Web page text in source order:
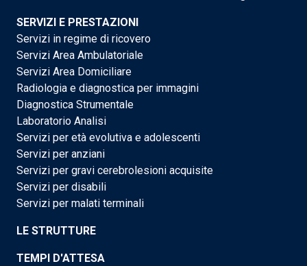
SERVIZI E PRESTAZIONI
Servizi in regime di ricovero
Servizi Area Ambulatoriale
Servizi Area Domiciliare
Radiologia e diagnostica per immagini
Diagnostica Strumentale
Laboratorio Analisi
Servizi per età evolutiva e adolescenti
Servizi per anziani
Servizi per gravi cerebrolesioni acquisite
Servizi per disabili
Servizi per malati terminali
LE STRUTTURE
TEMPI D'ATTESA